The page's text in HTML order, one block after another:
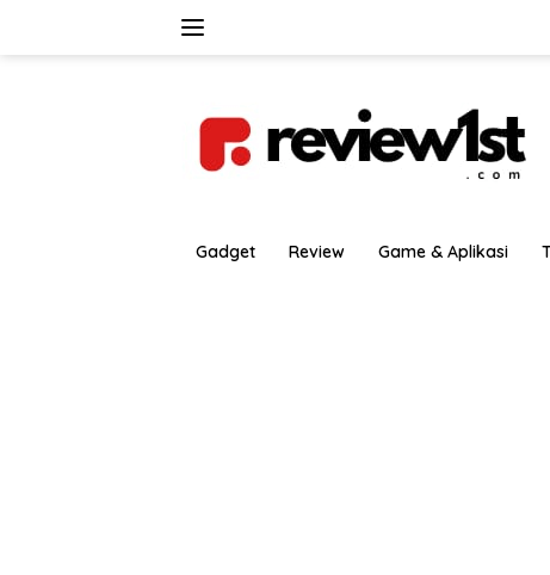
Gadget Review Game & Aplikasi